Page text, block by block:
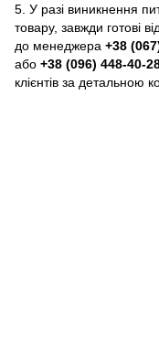
5. У разі виникнення
товару, завжди готові
до менеджера +38
або +38 (096) 448-40-
клієнтів за детальною